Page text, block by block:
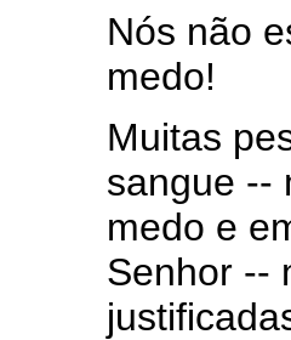
Nós não
medo!
Muitas
sangue --
medo e
Senhor --